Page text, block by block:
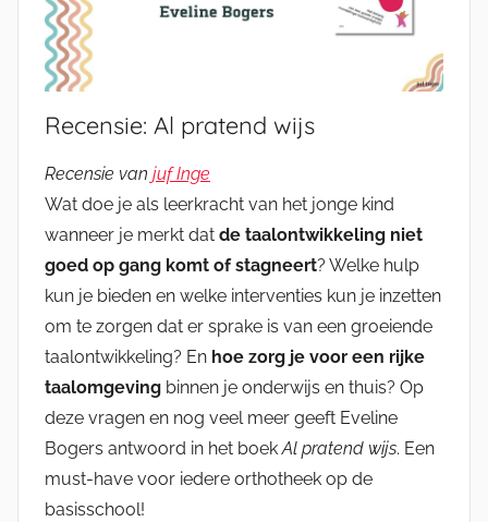
Recensie: Al pratend wijs
Recensie van juf Inge
Wat doe je als leerkracht van het jonge kind
wanneer je merkt dat de taalontwikkeling niet
goed op gang komt of stagneert? Welke hulp
kun je bieden en welke interventies kun je inzetten
om te zorgen dat er sprake is van een groeiende
taalontwikkeling? En hoe zorg je voor een rijke
taalomgeving binnen je onderwijs en thuis? Op
deze vragen en nog veel meer geeft Eveline
Bogers antwoord in het boekAl pratend wijs. Een
must-have voor iedere orthotheek op de
basisschool!